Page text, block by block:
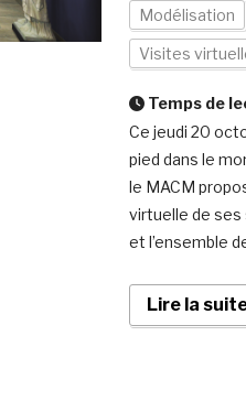
Modélisation
Visites
Temps de
Ce jeudi 20
pied dans le
le MACM
virtuelle de ses
et l’ensemble
Lire la